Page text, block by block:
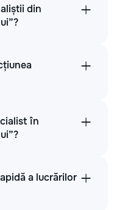
din
în
a lucrărilor